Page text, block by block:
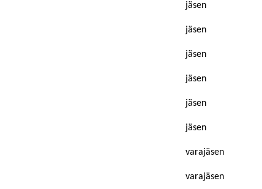
jäsen
jäsen
jäsen
jäsen
jäsen
jäsen
varajäsen
varajäsen